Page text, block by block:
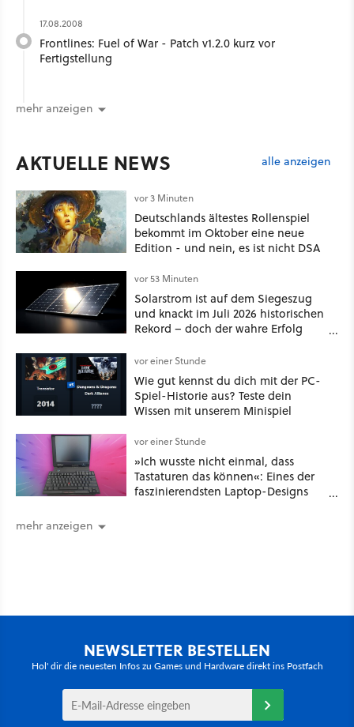
17.08.2008
Frontlines: Fuel of War - Patch v1.2.0 kurz vor
Fertigstellung
mehr anzeigen
AKTUELLE NEWS alle anzeigen
vor 3 Minuten
Deutschlands ältestes Rollenspiel
bekommt im Oktober eine neue
Edition - und nein, es ist nicht DSA
vor 53 Minuten
Solarstrom ist auf dem Siegeszug
und knackt im Juli 2026 historischen
Rekord – doch der wahre Erfolg
vor einer Stunde
Wie gut kennst du dich mit der PC-
Spiel-Historie aus? Teste dein
Wissen mit unserem Minispiel
vor einer Stunde
»Ich wusste nicht einmal, dass
Tastaturen das können«: Eines der
faszinierendsten Laptop-Designs
mehr anzeigen
NEWSLETTER BESTELLEN
Hol' dir die neuesten Infos zu Games und Hardware direkt ins Postfach